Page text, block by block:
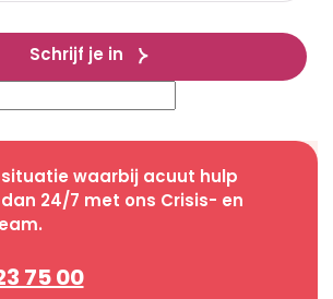
Schrijf je in
situatie waarbij acuut hulp
24/7 met ons Crisis- en
75 00